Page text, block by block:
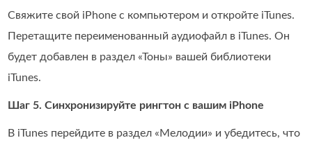
Свяжите свой iPhone с компьютером и откройте iTunes.
Перетащите переименованный аудиофайл в iTunes. Он
будет добавлен в раздел «Тоны» вашей библиотеки
iTunes.
Шаг 5. Синхронизируйте рингтон с вашим iPhone
В iTunes перейдите в раздел «Мелодии» и убедитесь, что